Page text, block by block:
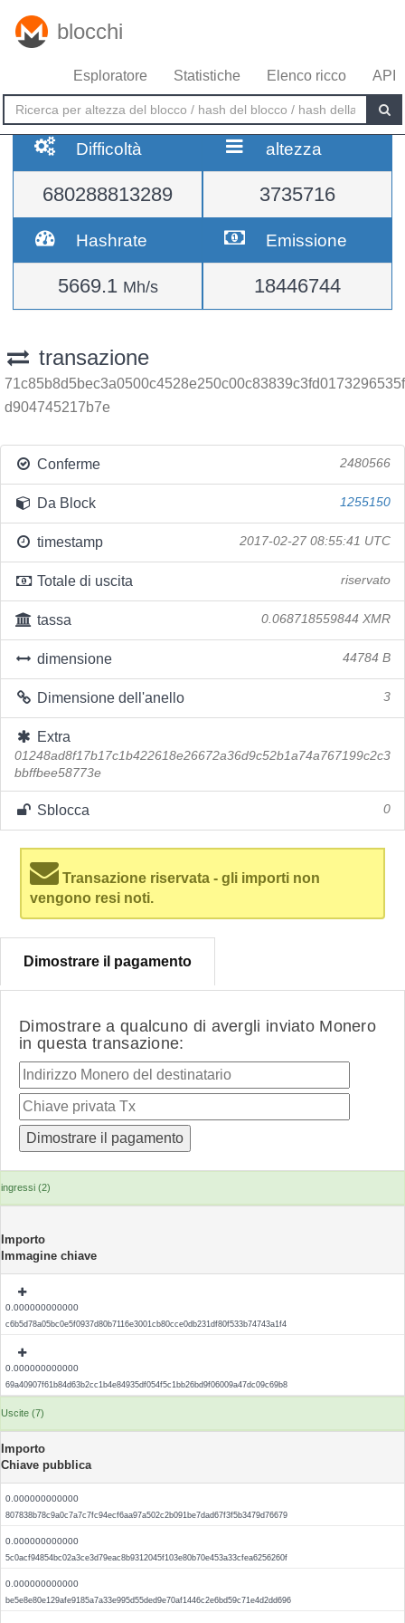
blocchi
Esploratore Statistiche Elenco ricco API
Difficoltà
680288813289
altezza
3735716
Hashrate
5669.1 Mh/s
Emissione
18446744
transazione
71c85b8d5bec3a0500c4528e250c00c83839c3fd0173296535f
d904745217b7e
Conferme 2480566
Da Block 1255150
timestamp 2017-02-27 08:55:41 UTC
Totale di uscita riservato
tassa 0.068718559844 XMR
dimensione 44784 B
Dimensione dell'anello 3
Extra
01248ad8f17b17c1b422618e26672a36d9c52b1a74a767199c2c3
bbffbee58773e
Sblocca 0
Transazione riservata - gli importi non
vengono resi noti.
Dimostrare il pagamento
Dimostrare a qualcuno di avergli inviato Monero
in questa transazione:
ingressi (2)
Importo
Immagine chiave
0.000000000000
c6b5d78a05bc0e5f0937d80b7116e3001cb80cce0db231df80f533b74743a1f4
0.000000000000
69a40907f61b84d63b2cc1b4e84935df054f5c1bb26bd9f06009a47dc09c69b8
Uscite (7)
Importo
Chiave pubblica
0.000000000000
807838b78c9a0c7a7c7fc94ecf6aa97a502c2b091be7dad67f3f5b3479d76679
0.000000000000
5c0acf94854bc02a3ce3d79eac8b9312045f103e80b70e453a33cfea6256260f
0.000000000000
be5e8e80e129afe9185a7a33e995d55ded9e70af1446c2e6bd59c71e4d2dd696